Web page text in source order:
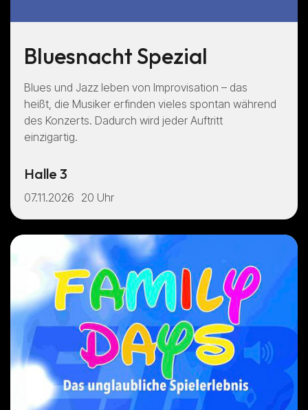
Bluesnacht Spezial
Blues und Jazz leben von Improvisation – das
heißt, die Musiker erfinden vieles spontan während
des Konzerts. Dadurch wird jeder Auftritt
einzigartig.
Halle 3
07.11.2026 20 Uhr